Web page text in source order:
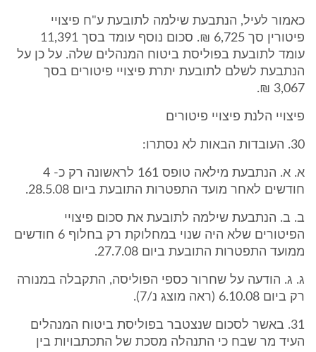
כאמור לעיל, הנתבעת שילמה לתובעת ע"ח פיצויי
פיטורין סך 6,725 ₪. סכום נוסף עומד בסך 11,391
עומד לתובעת בפוליסת ביטוח המנהלים שלה. על כן על
הנתבעת לשלם לתובעת יתרת פיצויי פיטורים בסך
3,067 ₪.
פיצויי הלנת פיצויי פיטורים
30. העובדות הבאות לא נסתרו:
א. א. הנתבעת מילאה טופס 161 לראשונה רק כ- 4
חודשים לאחר מועד התפטרות התובעת ביום 28.5.08.
ב. ב. הנתבעת שילמה לתובעת את סכום פיצויי
הפיטורים שלא היה שנוי במחלוקת רק בחלוף 6 חודשים
ממועד התפטרות התובעת ביום 27.7.08.
ג. ג. הודעה על שחרור כספי הפוליסה, התקבלה במנורה
רק ביום 6.10.08 (ראה מוצג נ/7).
31. באשר לסכום שנצטבר בפוליסת ביטוח המנהלים
העיד מר שבח כי התנהלה מסכת של התכתבויות בין